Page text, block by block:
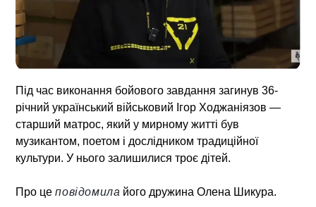
Під час виконання бойового завдання загинув 36-
річний український військовий Ігор Ходжаніязов —
старший матрос, який у мирному житті був
музикантом, поетом і дослідником традиційної
культури. У нього залишилися троє дітей.
Про цеповідомила його дружина Олена Шикура.